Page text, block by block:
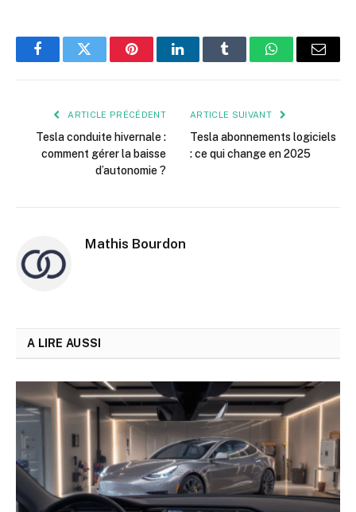
FacebookTwitter PinterestLinkedInTumblr WhatsApp
E-
ARTICLE PRÉCÉDENT
Tesla conduite hivernale :
comment gérer la baisse
d’autonomie ?
ARTICLE SUIVANT
Tesla abonnements logiciels
: ce qui change en 2025
Mathis Bourdon
A LIRE AUSSI